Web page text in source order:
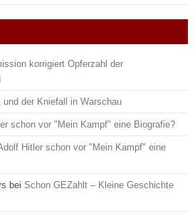
korrigiert Opferzahl der
und der Kniefall in Warschau
schon vor "Mein Kampf" eine Biografie?
Hitler schon vor "Mein Kampf" eine
bei Schon GEZahlt – Kleine Geschichte